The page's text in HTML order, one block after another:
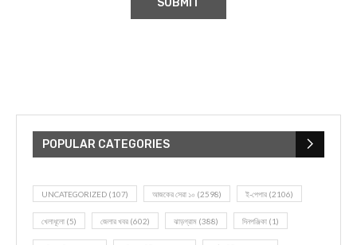
POPULAR CATEGORIES
UNCATEGORIZED (107) আজকের সেরা ১০ (2598) ই-পেপার (2106)
খেলাধূলো (5) জেলার খবর (602) ঝাড়গ্রাম (388) দিনপঞ্জিকা (1)